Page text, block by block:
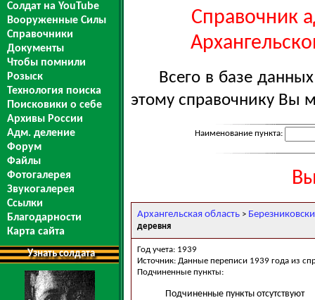
Солдат на YouTube
Вооруженные Силы
Справочники
Документы
Чтобы помнили
Розыск
Технология поиска
Поисковики о себе
Архивы России
Адм. деление
Форум
Файлы
Фотогалерея
Звукогалерея
Ссылки
Благодарности
Карта сайта
Узнать солдата
Справочник
Всего в базе
этому справочнику Вы
Наименование пункта:
Архангельская область >
деревня
Год учета: 1939
Источник: Данные переписи 1939 года из
Подчиненные пункты:
Подчиненные пункты отсутствуют